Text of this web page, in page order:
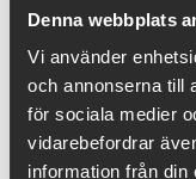
Denna webbplats
Vi använder
och annonserna till
för sociala medier
vidarebefordrar
information från din